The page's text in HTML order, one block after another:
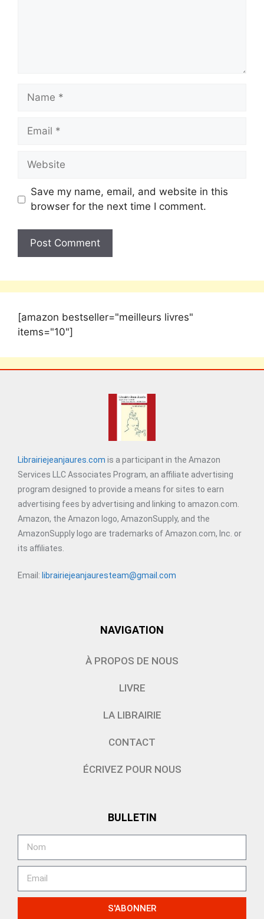
Save my name, email, and website in this
browser for the next time I comment.
[amazon bestseller="meilleurs livres"
items="10"]
Librairiejeanjaures.com is a participant in the Amazon
Services LLC Associates Program, an affiliate advertising
program designed to provide a means for sites to earn
advertising fees by advertising and linking to amazon.com.
Amazon, the Amazon logo, AmazonSupply, and the
AmazonSupply logo are trademarks of Amazon.com, Inc. or
its affiliates.
Email: librairiejeanjauresteam@gmail.com
NAVIGATION
À PROPOS DE NOUS
LIVRE
LA LIBRAIRIE
CONTACT
ÉCRIVEZ POUR NOUS
BULLETIN
S'ABONNER